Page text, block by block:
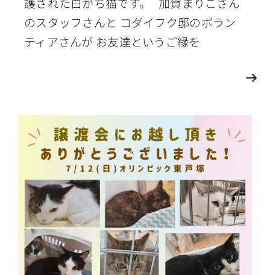
のスタッフさんと コダイフク邸のボラン
ティアさんが お友達というご縁を